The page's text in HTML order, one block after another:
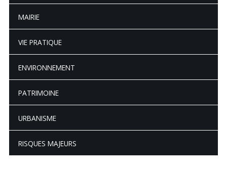
MAIRIE
VIE PRATIQUE
ENVIRONNEMENT
PATRIMOINE
URBANISME
RISQUES MAJEURS